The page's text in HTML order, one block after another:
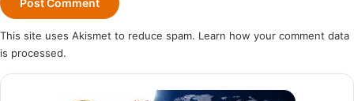
This site uses Akismet to reduce spam. Learn how your comment data
is processed.